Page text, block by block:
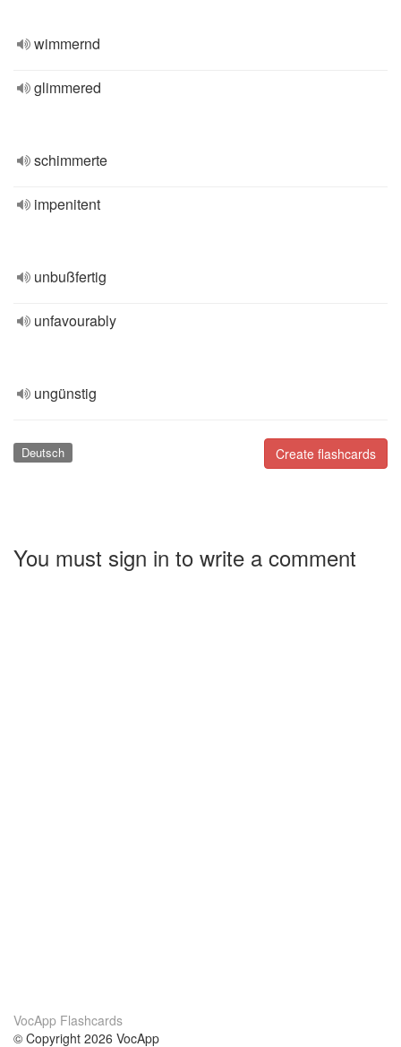
wimmernd
glimmered
schimmerte
impenitent
unbußfertig
unfavourably
ungünstig
Create flashcards
Deutsch
You must sign in to write a comment
VocApp Flashcards
© Copyright 2026 VocApp